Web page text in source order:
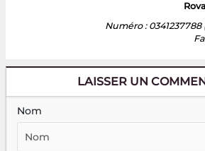
Numéro :
LAISSER UN
Nom